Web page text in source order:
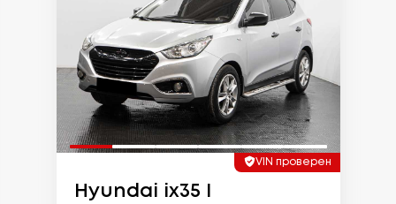
VIN проверен
Hyundai ix35 I